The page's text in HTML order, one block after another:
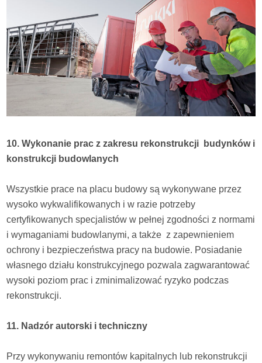
10. Wykonanie prac z zakresu rekonstrukcji budynków i
konstrukcji budowlanych
Wszystkie prace na placu budowy są wykonywane przez
wysoko wykwalifikowanych i w razie potrzeby
certyfikowanych specjalistów w pełnej zgodności z normami
i wymaganiami budowlanymi, a także z zapewnieniem
ochrony i bezpieczeństwa pracy na budowie. Posiadanie
własnego działu konstrukcyjnego pozwala zagwarantować
wysoki poziom prac i zminimalizować ryzyko podczas
rekonstrukcji.
11. Nadzór autorski i techniczny
Przy wykonywaniu remontów kapitalnych lub rekonstrukcji